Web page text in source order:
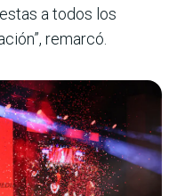
a todos los
remarcó.